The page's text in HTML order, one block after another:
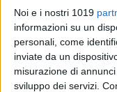
Noi e i nostri 1019
informazioni su un
personali, come
inviate da un
misurazione di
sviluppo dei servizi.